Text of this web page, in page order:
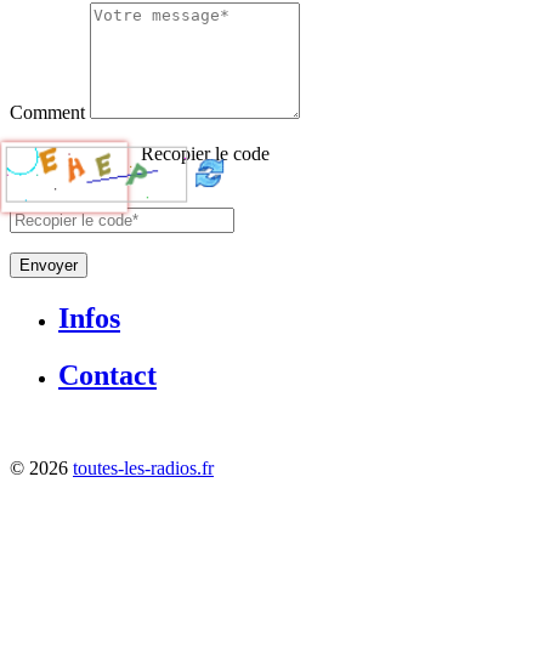
Comment
Recopier le code
Envoyer
Infos
Contact
© 2026 toutes-les-radios.fr